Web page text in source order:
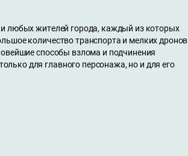
любых жителей города, каждый из которых
количество транспорта и мелких дронов
способы взлома и подчинения
для главного персонажа, но и для его